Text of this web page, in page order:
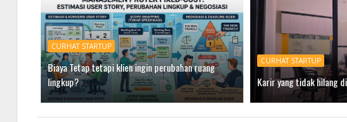
CURHAT STARTUP
Biaya Tetap tetapi klien ingin perubahan ruang
lingkup?
CURHAT STARTUP
Karir yang tidak hilang